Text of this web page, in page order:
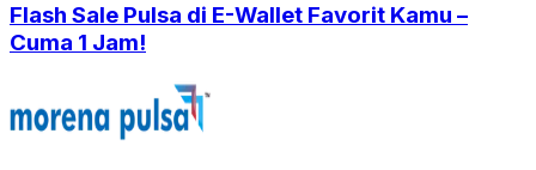
Flash Sale Pulsa di E-Wallet Favorit Kamu –
Cuma 1 Jam!